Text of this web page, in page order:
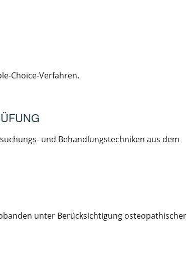
Choice-Verfahren.
und Behandlungstechniken aus dem
unter Berücksichtigung osteopathischer